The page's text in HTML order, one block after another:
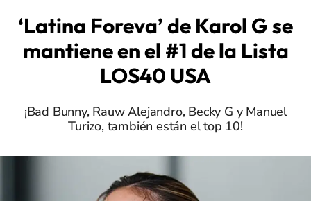
‘Latina Foreva’ de Karol G se
mantiene en el #1 de la Lista
LOS40 USA
¡Bad Bunny, Rauw Alejandro, Becky G y Manuel
Turizo, también están el top 10!